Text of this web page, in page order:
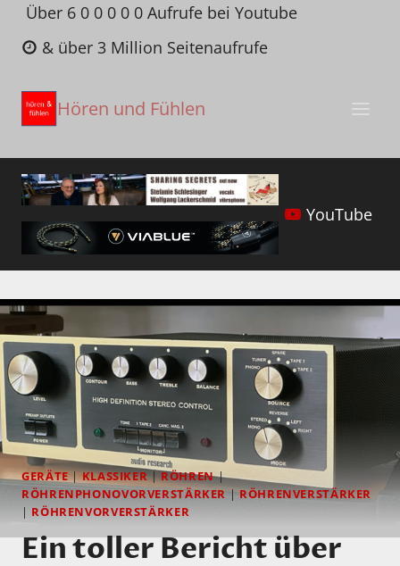
Zum
Inhalt
springen
Über 6 0 0 0 0 0 Aufrufe bei Youtube
& über 3 Million Seitenaufrufe
Hören und Fühlen
YouTube
GERÄTE|KLASSIKER|RÖHREN|
RÖHRENPHONOVORVERSTÄRKER|RÖHRENVERSTÄRKER
| RÖHRENVORVERSTÄRKER
Ein toller Bericht über